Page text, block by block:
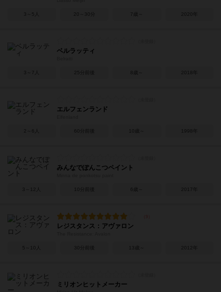
3～5人 20～30分 7歳～ 2020年
ベルラッティ
3～7人 25分前後 8歳～ 2018年
エルフェンランド
2～6人 60分前後 10歳～ 1998年
みんなでぽんこつペイント
3～12人 10分前後 6歳～ 2017年
レジスタンス：アヴァロン
5～10人 30分前後 13歳～ 2012年
ミリオンヒットメーカー